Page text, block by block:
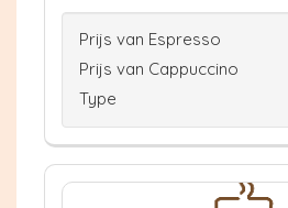
Prijs van Espresso
Prijs van Cappuccino
Type